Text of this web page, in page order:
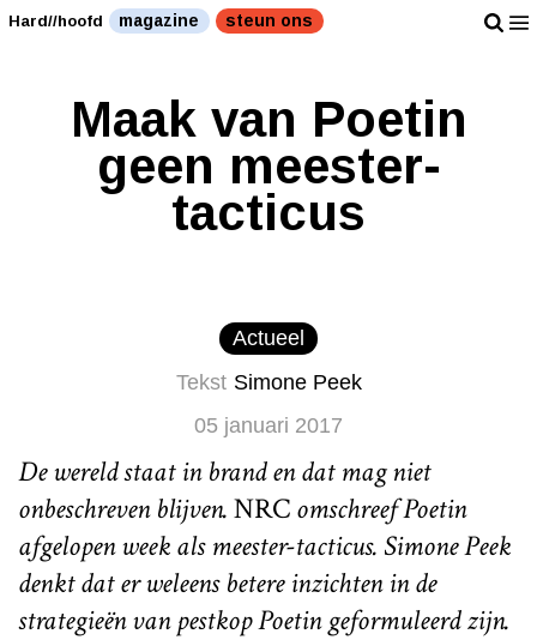
Hard//hoofd magazine steun ons
Maak van Poetin
geen meester-
tacticus
Actueel
Tekst Simone Peek
05 januari 2017
De wereld staat in brand en dat mag niet
onbeschreven blijven.NRComschreef Poetin
afgelopen week als meester-tacticus. Simone Peek
denkt dat er weleens betere inzichten in de
strategieën van pestkop Poetin geformuleerd zijn.